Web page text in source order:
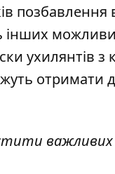
ухилянтів з
отримати
важливих